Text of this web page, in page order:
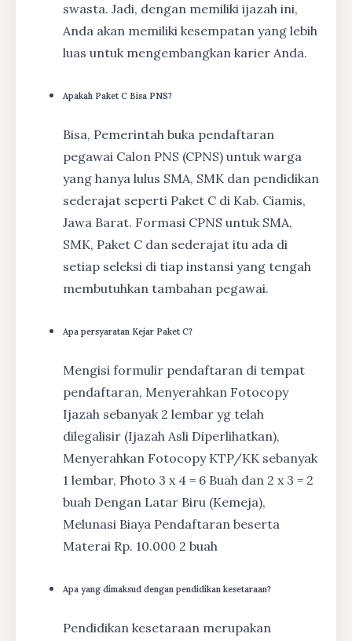
swasta. Jadi, dengan memiliki ijazah ini,
Anda akan memiliki kesempatan yang lebih
luas untuk mengembangkan karier Anda.
Apakah Paket C Bisa PNS?
Bisa, Pemerintah buka pendaftaran
pegawai Calon PNS (CPNS) untuk warga
yang hanya lulus SMA, SMK dan pendidikan
sederajat seperti Paket C di Kab. Ciamis,
Jawa Barat. Formasi CPNS untuk SMA,
SMK, Paket C dan sederajat itu ada di
setiap seleksi di tiap instansi yang tengah
membutuhkan tambahan pegawai.
Apa persyaratan Kejar Paket C?
Mengisi formulir pendaftaran di tempat
pendaftaran, Menyerahkan Fotocopy
Ijazah sebanyak 2 lembar yg telah
dilegalisir (Ijazah Asli Diperlihatkan),
Menyerahkan Fotocopy KTP/KK sebanyak
1 lembar, Photo 3 x 4 = 6 Buah dan 2 x 3 = 2
buah Dengan Latar Biru (Kemeja),
Melunasi Biaya Pendaftaran beserta
Materai Rp. 10.000 2 buah
Apa yang dimaksud dengan pendidikan kesetaraan?
Pendidikan kesetaraan merupakan